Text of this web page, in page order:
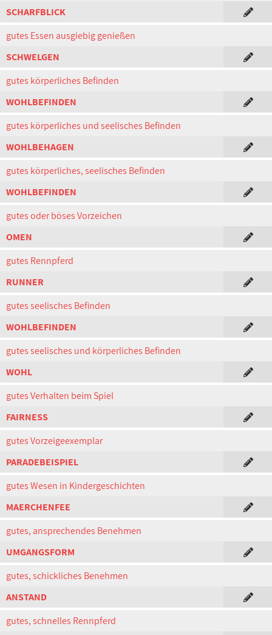
SCHARFBLICK
gutes Essen ausgiebig genießen
SCHWELGEN
gutes körperliches Befinden
WOHLBEFINDEN
gutes körperliches und seelisches Befinden
WOHLBEHAGEN
gutes körperliches, seelisches Befinden
WOHLBEFINDEN
gutes oder böses Vorzeichen
OMEN
gutes Rennpferd
RUNNER
gutes seelisches Befinden
WOHLBEFINDEN
gutes seelisches und körperliches Befinden
WOHL
gutes Verhalten beim Spiel
FAIRNESS
gutes Vorzeigeexemplar
PARADEBEISPIEL
gutes Wesen in Kindergeschichten
MAERCHENFEE
gutes, ansprechendes Benehmen
UMGANGSFORM
gutes, schickliches Benehmen
ANSTAND
gutes, schnelles Rennpferd